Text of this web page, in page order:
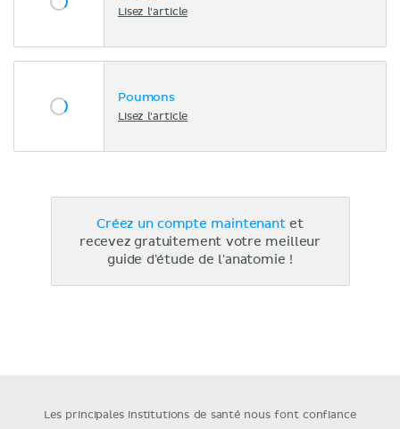
Lisez l'article
Poumons
Lisez l'article
Créez un compte maintenantet
recevez gratuitement votre meilleur
guide d'étude de l'anatomie !
Les principales institutions de santé nous font confiance